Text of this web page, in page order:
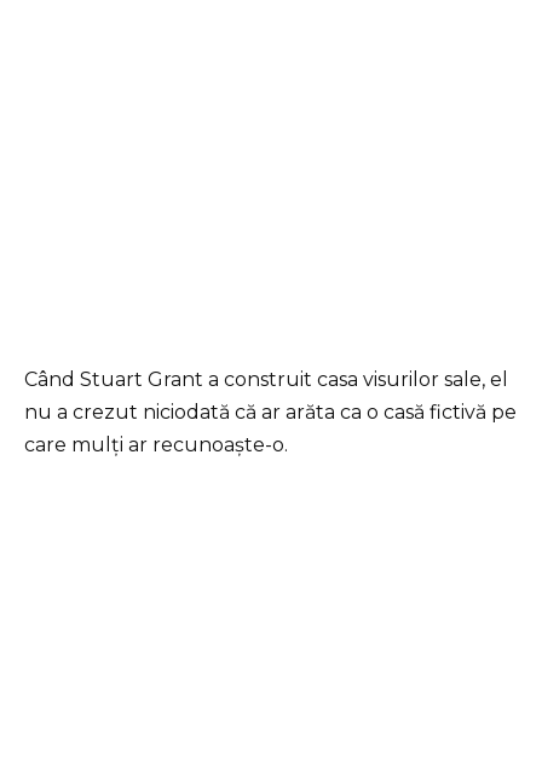
Când Stuart Grant a construit casa visurilor sale, el
nu a crezut niciodată că ar arăta ca o casă fictivă pe
care mulți ar recunoaște-o.